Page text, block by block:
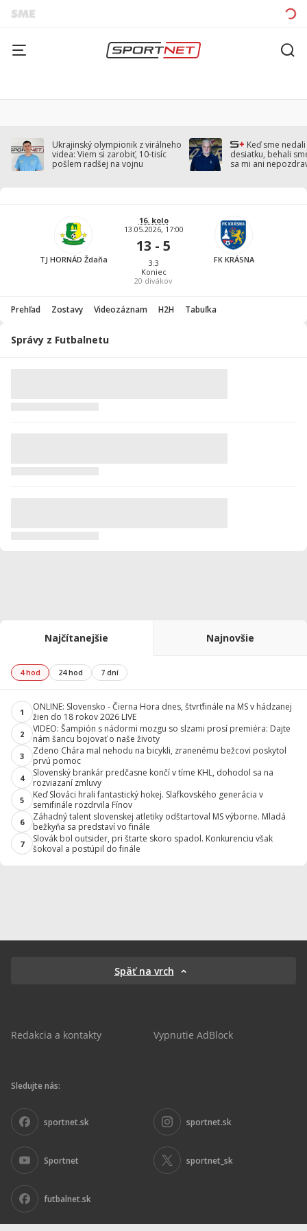
Ukrajinský olympionik z virálneho
videa: Viem si zarobiť, 10-tisíc
pošlem radšej na vojnu
Keď sme
desiatku, behali
sa mi ani
TJ HORNÁD Ždaňa
16. kolo
13.05.2026, 17:00
13 - 5
3:3
Koniec
20 divákov
FK KRÁSNA
Prehľad Zostavy Videozáznam H2H Tabuľka
Správy z Futbalnetu
Najčítanejšie Najnovšie
4 hod 24 hod 7 dní
1
ONLINE: Slovensko - Čierna Hora dnes, štvrťfinále na MS v hádzanej
žien do 18 rokov 2026 LIVE
2
VIDEO: Šampión s nádormi mozgu so slzami prosí premiéra: Dajte
nám šancu bojovať o naše životy
3
Zdeno Chára mal nehodu na bicykli, zranenému bežcovi poskytol
prvú pomoc
4
Slovenský brankár predčasne končí v tíme KHL, dohodol sa na
rozviazaní zmluvy
5
Keď Slováci hrali fantastický hokej. Slafkovského generácia v
semifinále rozdrvila Fínov
6
Záhadný talent slovenskej atletiky odštartoval MS výborne. Mladá
bežkyňa sa predstaví vo finále
7
Slovák bol outsider, pri štarte skoro spadol. Konkurenciu však
šokoval a postúpil do finále
Späť na vrch
Redakcia a kontakty Vypnutie AdBlock
Sledujte nás:
sportnet.sk sportnet.sk
Sportnet sportnet_sk
futbalnet.sk